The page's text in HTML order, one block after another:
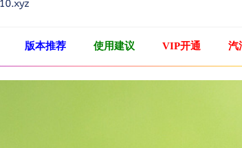
版本推荐 使用建议 VIP开通 汽